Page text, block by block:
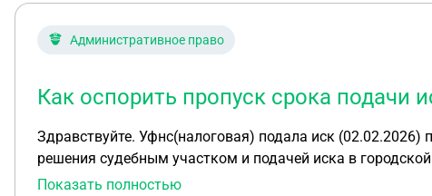
Административное право
Как оспорить пропуск срока подачи
Здравствуйте. Уфнс(налоговая) подала иск (02.02.2026)
решения судебным участком и подачей иска в
просят восстановить сроки подачи в связи с
Показать полностью